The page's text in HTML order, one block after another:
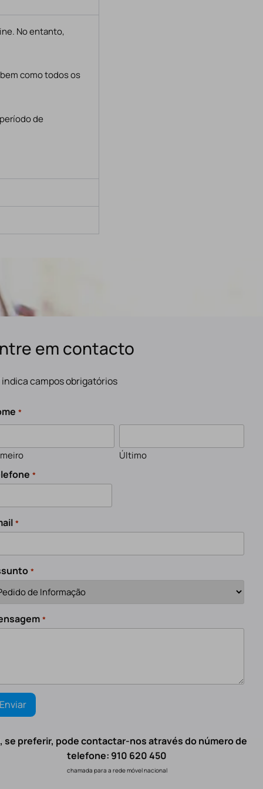
No entanto,
como todos os
de
em contacto
indica campos obrigatórios
*
Último
*
*
*
*
se preferir, pode contactar-nos através do número de
telefone: 910 620 450
chamada para a rede móvel nacional